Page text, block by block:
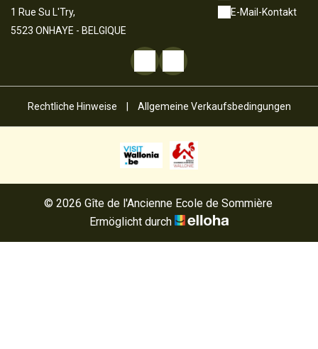
1 Rue Su L'Try,
5523 ONHAYE - BELGIQUE
E-Mail-Kontakt
Rechtliche Hinweise Allgemeine Verkaufsbedingungen
© 2026 Gîte de l'Ancienne Ecole de Sommière
Ermöglicht durch